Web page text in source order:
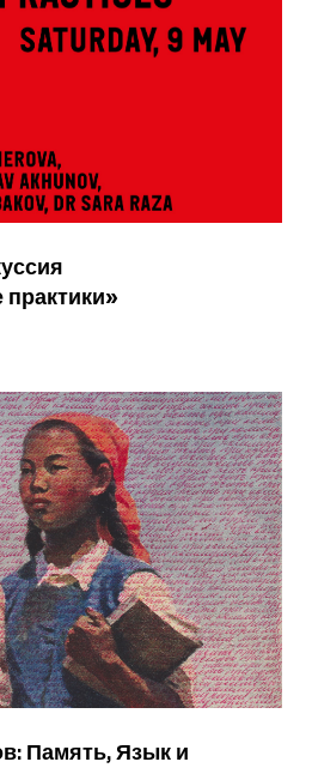
Память, Язык и